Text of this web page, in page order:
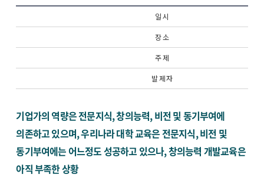
일 시
장 소
주 제
발 제 자
기업가의 역량은 전문지식, 창의능력, 비전 및 동기부여에
의존하고 있으며, 우리나라 대학 교육은 전문지식, 비전 및
동기부여에는 어느정도 성공하고 있으나, 창의능력 개발교육은
아직 부족한 상황